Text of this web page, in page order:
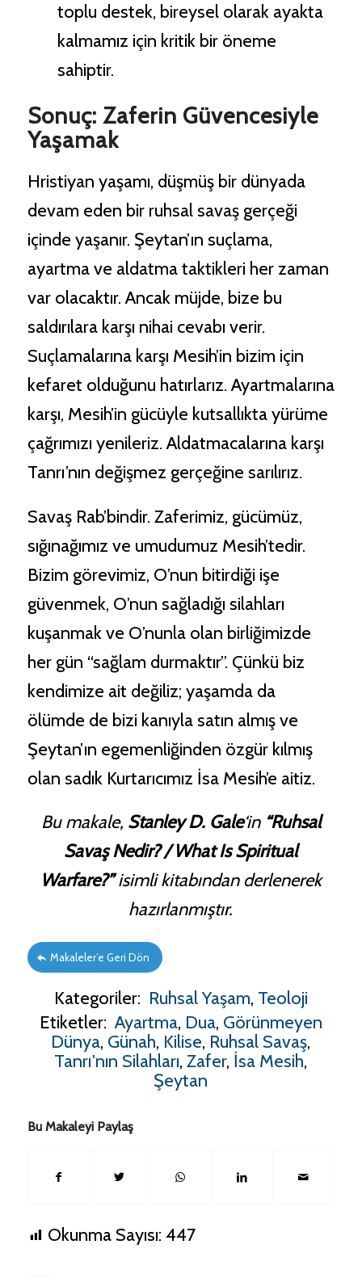
toplu destek, bireysel olarak ayakta
kalmamız için kritik bir öneme
sahiptir.
Sonuç: Zaferin Güvencesiyle
Yaşamak
Hristiyan yaşamı, düşmüş bir dünyada
devam eden bir ruhsal savaş gerçeği
içinde yaşanır. Şeytan’ın suçlama,
ayartma ve aldatma taktikleri her zaman
var olacaktır. Ancak müjde, bize bu
saldırılara karşı nihai cevabı verir.
Suçlamalarına karşı Mesih’in bizim için
kefaret olduğunu hatırlarız. Ayartmalarına
karşı, Mesih’in gücüyle kutsallıkta yürüme
çağrımızı yenileriz. Aldatmacalarına karşı
Tanrı’nın değişmez gerçeğine sarılırız.
Savaş Rab’bindir. Zaferimiz, gücümüz,
sığınağımız ve umudumuz Mesih’tedir.
Bizim görevimiz, O’nun bitirdiği işe
güvenmek, O’nun sağladığı silahları
kuşanmak ve O’nunla olan birliğimizde
her gün “sağlam durmaktır”. Çünkü biz
kendimize ait değiliz; yaşamda da
ölümde de bizi kanıyla satın almış ve
Şeytan’ın egemenliğinden özgür kılmış
olan sadık Kurtarıcımız İsa Mesih’e aitiz.
Bu makale, Stanley D. Gale‘in “Ruhsal
Savaş Nedir? / What Is Spiritual
Warfare?”isimli kitabından derlenerek
hazırlanmıştır.
Makaleler’e Geri Dön
Kategoriler: Ruhsal Yaşam, Teoloji
Etiketler: Ayartma, Dua, Görünmeyen
Dünya, Günah, Kilise, Ruhsal Savaş,
Tanrı'nın Silahları,Zafer, İsa Mesih,
Şeytan
Bu Makaleyi Paylaş
Okunma Sayısı: 447